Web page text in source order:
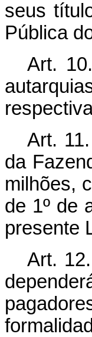
seus
Pública
Art.
Art.
da
milhões,
de 1º de
presente
Art.